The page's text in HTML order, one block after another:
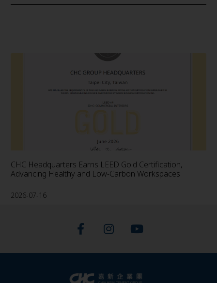
CHC Headquarters Earns LEED Gold Certification,
Advancing Healthy and Low-Carbon Workspaces
2026-07-16
F
a
e
I
n
t
Y
o
t